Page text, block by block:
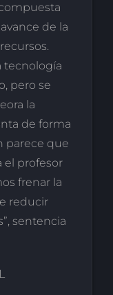
de la
tecnología
pero se
la
de forma
parece que
el profesor
frenar la
reducir
sentencia